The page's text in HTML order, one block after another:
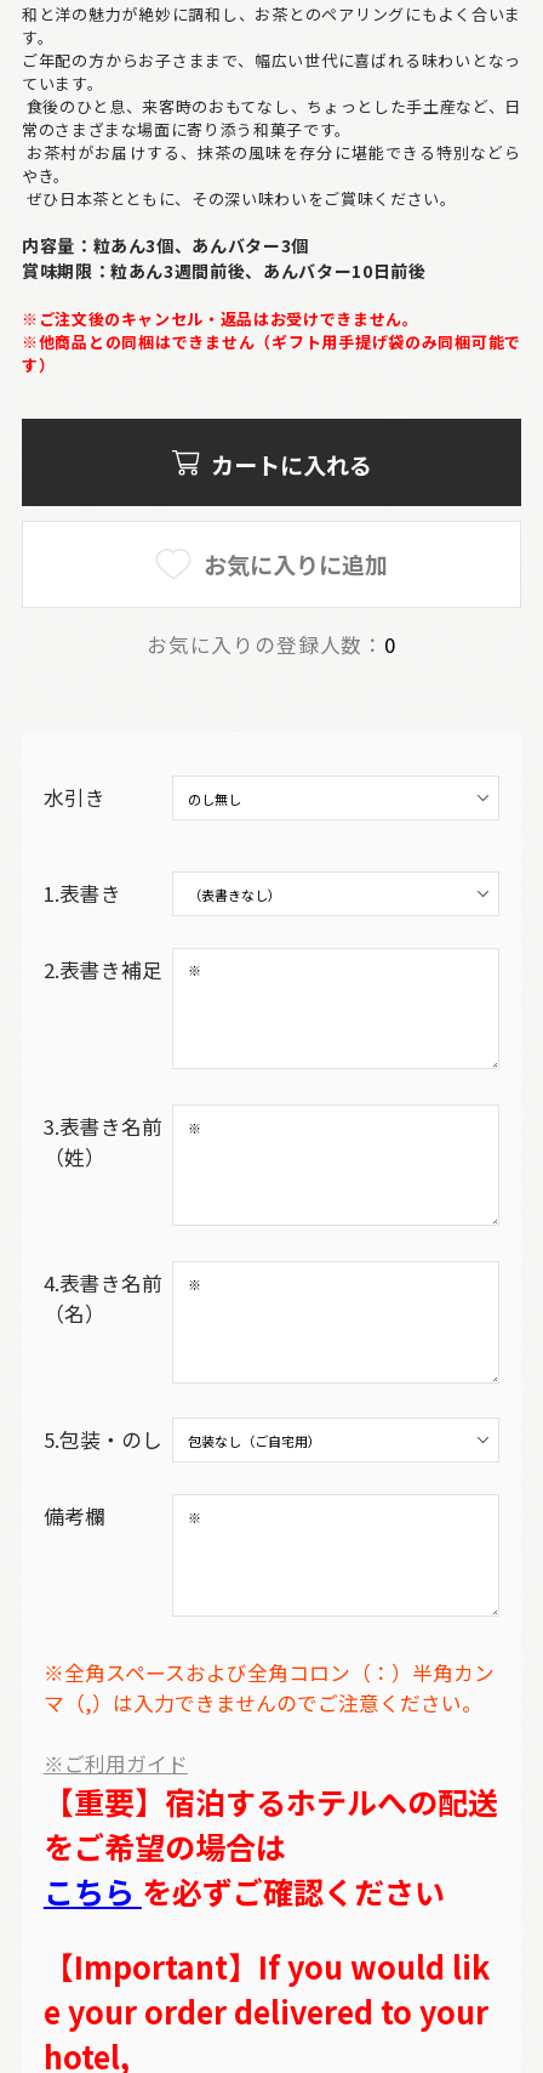
和と洋の魅力が絶妙に調和し、お茶とのペアリングにもよく合いま
す。
ご年配の方からお子さままで、幅広い世代に喜ばれる味わいとなっ
ています。
食後のひと息、来客時のおもてなし、ちょっとした手土産など、日
常のさまざまな場面に寄り添う和菓子です。
お茶村がお届けする、抹茶の風味を存分に堪能できる特別などら
やき。
ぜひ日本茶とともに、その深い味わいをご賞味ください。
内容量：粒あん3個、あんバター3個
賞味期限：粒あん3週間前後、あんバター10日前後
※ご注文後のキャンセル・返品はお受けできません。
※他商品との同梱はできません（ギフト用手提げ袋のみ同梱可能で
す）
カートに入れる
お気に入りに追加
お気に入りの登録人数： 0
水引き
1.表書き
2.表書き補足
3.表書き名前
（姓）
4.表書き名前
（名）
5.包装・のし
備考欄
※全角スペースおよび全角コロン（：）半角カン
マ（,）は入力できませんのでご注意ください。
※ご利用ガイド
【重要】宿泊するホテルへの配送
をご希望の場合は
こちら を必ずご確認ください
【Important】If you would lik
e your order delivered to your
hotel,